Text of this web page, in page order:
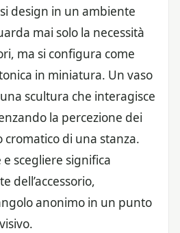
design in un ambiente
mai solo la necessità
ma si configura come
in miniatura. Un vaso
scultura che interagisce
la percezione dei
cromatico di una stanza.
scegliere significa
dell’accessorio,
anonimo in un punto